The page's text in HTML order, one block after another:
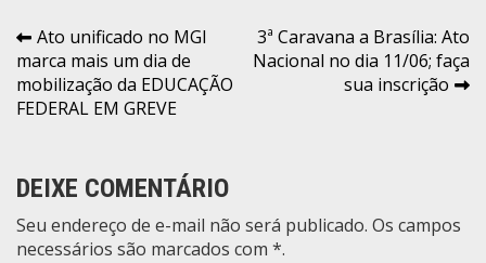
Navegação
de
Post
Ato unificado no MGI
marca mais um dia de
mobilização da EDUCAÇÃO
FEDERAL EM GREVE
3ª Caravana a Brasília: Ato
Nacional no dia 11/06; faça
sua inscrição
DEIXE COMENTÁRIO
Seu endereço de e-mail não será publicado. Os campos
necessários são marcados com *.